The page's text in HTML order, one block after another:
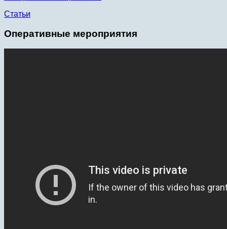
Статьи
Оперативные мероприятия